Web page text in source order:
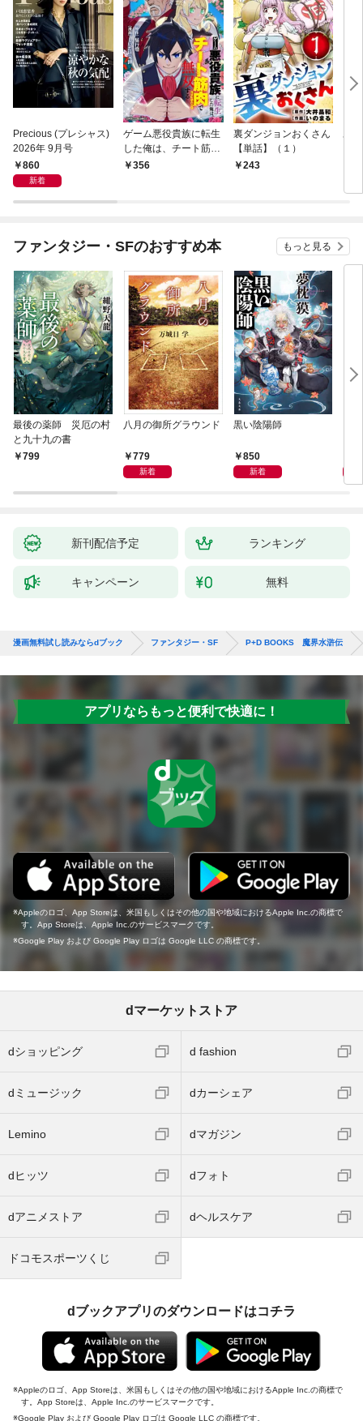
Precious (プレシャス)
2026年 9月号
860
新着
ゲーム悪役貴族に転生
した俺は、チート筋肉
で無双する【単話】
356
裏ダンジョンおくさん
【単話】（１）
243
あ
ファンタジー・SFのおすすめ本 もっと見る
最後の薬師 災厄の村
と九十九の書
799
八月の御所グラウンド
779
新着
黒い陰陽師
850
新着
新刊配信予定 ランキング
キャンペーン 無料
漫画無料試し読みならdブック ファンタジー・SF P+D BOOKS 魔界水滸伝
アプリならもっと便利で快適に！
Appleのロゴ、App Storeは、米国もしくはその他の国や地域におけるApple Inc.の商標で
す。App Storeは、Apple Inc.のサービスマークです。
Google Play および Google Play ロゴは Google LLC の商標です。
dマーケットストア
dショッピング d fashion
dミュージック dカーシェア
Lemino dマガジン
dヒッツ dフォト
dアニメストア dヘルスケア
ドコモスポーツくじ
dブックアプリのダウンロードはコチラ
Appleのロゴ、App Storeは、米国もしくはその他の国や地域におけるApple Inc.の商標で
す。App Storeは、Apple Inc.のサービスマークです。
Google Play および Google Play ロゴは Google LLC の商標です。